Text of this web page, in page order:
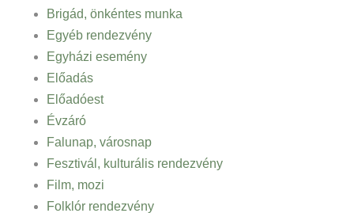
Brigád, önkéntes munka
Egyéb rendezvény
Egyházi esemény
Előadás
Előadóest
Évzáró
Falunap, városnap
Fesztivál, kulturális rendezvény
Film, mozi
Folklór rendezvény